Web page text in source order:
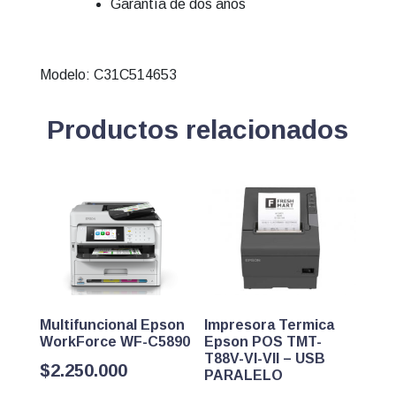
Garantía de dos años
Modelo: C31C514653
Productos relacionados
Multifuncional Epson
WorkForce WF-C5890
$2.250.000
Impresora Termica
Epson POS TMT-
T88V-VI-VII – USB
PARALELO